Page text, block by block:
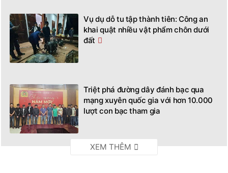
Vụ dụ dỗ tu tập thành tiên: Công an
khai quật nhiều vật phẩm chôn dưới
đất
Triệt phá đường dây đánh bạc qua
mạng xuyên quốc gia với hơn 10.000
lượt con bạc tham gia